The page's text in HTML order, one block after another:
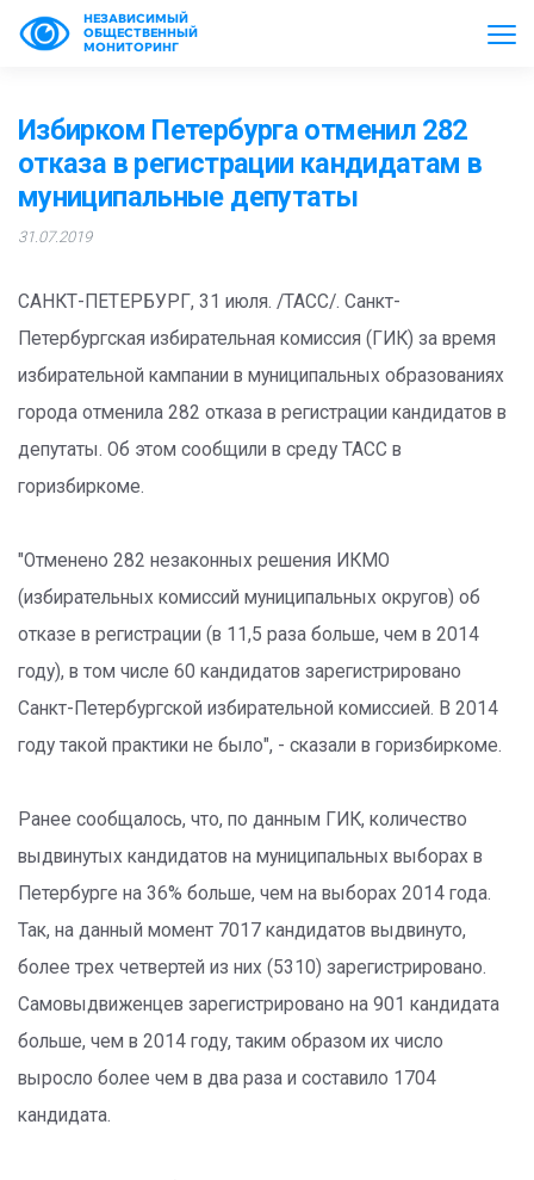
НЕЗАВИСИМЫЙ
ОБЩЕСТВЕННЫЙ
МОНИТОРИНГ
Избирком Петербурга отменил 282
отказа в регистрации кандидатам в
муниципальные депутаты
31.07.2019
САНКТ-ПЕТЕРБУРГ, 31 июля. /ТАСС/. Санкт-
Петербургская избирательная комиссия (ГИК) за время
избирательной кампании в муниципальных образованиях
города отменила 282 отказа в регистрации кандидатов в
депутаты. Об этом сообщили в среду ТАСС в
горизбиркоме.
"Отменено 282 незаконных решения ИКМО
(избирательных комиссий муниципальных округов) об
отказе в регистрации (в 11,5 раза больше, чем в 2014
году), в том числе 60 кандидатов зарегистрировано
Санкт-Петербургской избирательной комиссией. В 2014
году такой практики не было", - сказали в горизбиркоме.
Ранее сообщалось, что, по данным ГИК, количество
выдвинутых кандидатов на муниципальных выборах в
Петербурге на 36% больше, чем на выборах 2014 года.
Так, на данный момент 7017 кандидатов выдвинуто,
более трех четвертей из них (5310) зарегистрировано.
Самовыдвиженцев зарегистрировано на 901 кандидата
больше, чем в 2014 году, таким образом их число
выросло более чем в два раза и составило 1704
кандидата.